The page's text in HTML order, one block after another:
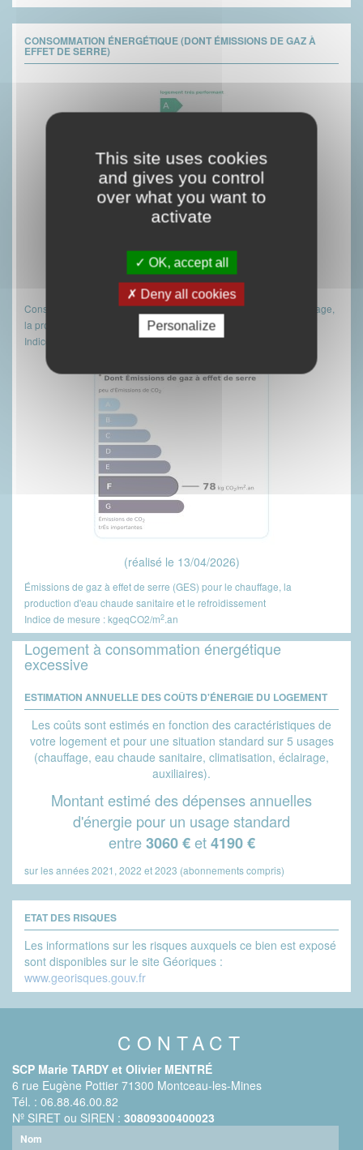
CONSOMMATION ÉNERGÉTIQUE (DONT ÉMISSIONS DE GAZ À
EFFET DE SERRE)
(réalisé le 13/04/2026)
Consommations énergétiques (en énergie primaire) pour le chauffage,
la production d'eau chaude sanitaire et le refroidissement
Indice de mesure : kWhEP/m2.an
(réalisé le 13/04/2026)
Émissions de gaz à effet de serre (GES) pour le chauffage, la
production d'eau chaude sanitaire et le refroidissement
Indice de mesure : kgeqCO2/m2.an
Logement à consommation énergétique
excessive
ESTIMATION ANNUELLE DES COÛTS D'ÉNERGIE DU LOGEMENT
Les coûts sont estimés en fonction des caractéristiques de
votre logement et pour une situation standard sur 5 usages
(chauffage, eau chaude sanitaire, climatisation, éclairage,
auxiliaires).
Montant estimé des dépenses annuelles
d'énergie pour un usage standard
entre3060 €et4190 €
sur les années 2021, 2022 et 2023 (abonnements compris)
ETAT DES RISQUES
Les informations sur les risques auxquels ce bien est exposé
sont disponibles sur le site Géoriques :
www.georisques.gouv.fr
CONTACT
SCP Marie TARDY et Olivier MENTRÉ
6 rue Eugène Pottier 71300 Montceau-les-Mines
Tél. : 06.88.46.00.82
Nº SIRET ou SIREN : 30809300400023
This site uses cookies
and gives you control
over what you want to
activate
OK, accept all
Deny all cookies
Personalize